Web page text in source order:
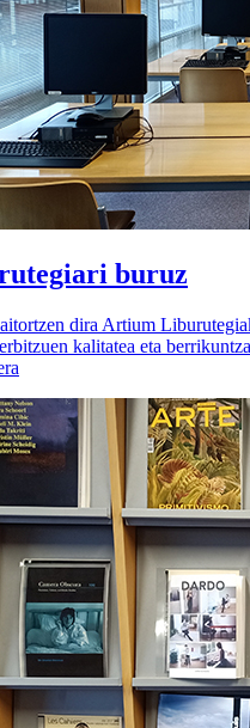
buruz
dira Artium
kalitatea eta